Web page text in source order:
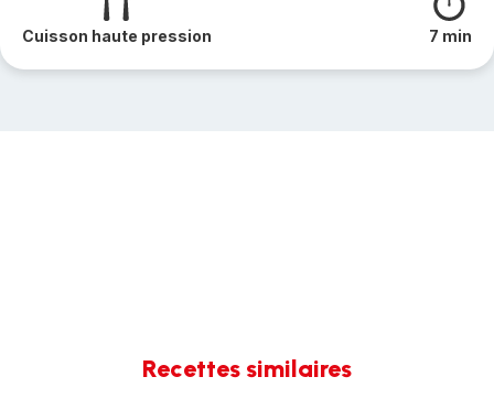
Cuisson haute pression 7 min
Recettes similaires